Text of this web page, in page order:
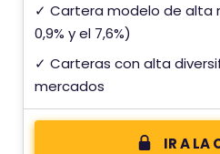
✓ Cartera modelo de alta
0,9% y el 7,6%)
✓ Carteras con alta
mercados
IR A LA